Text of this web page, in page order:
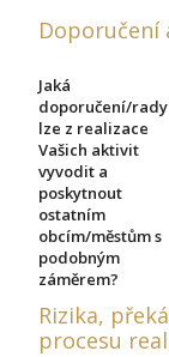
Doporučení
Jaká
doporučení/rady
lze z realizace
Vašich aktivit
vyvodit a
poskytnout
ostatním
obcím/městům s
podobným
záměrem?
Rizika,
procesu